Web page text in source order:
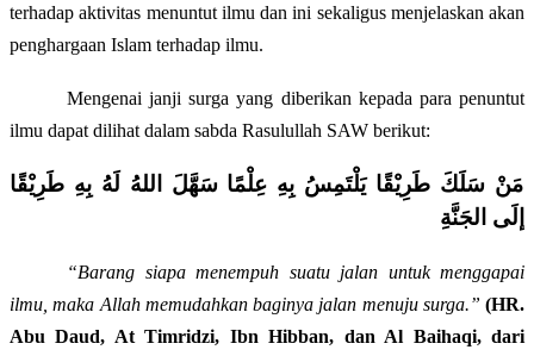
terhadap aktivitas menuntut ilmu dan ini sekaligus menjelaskan akan
penghargaan Islam terhadap ilmu.
Mengenai janji surga yang diberikan kepada para penuntut
ilmu dapat dilihat dalam sabda Rasulullah SAW berikut:
مَنْ سَلَكَ طَرِيْقًا يَلْتَمِسُ بِهِ عِلْمًا سَهَّلَ اللهُ لَهُ بِهِ طَرِيْقًا
إلَى الجَنَّةِ
“Barang siapa menempuh suatu jalan untuk menggapai
ilmu, maka Allah memudahkan baginya jalan menuju surga.” (HR.
Abu Daud, At Timridzi, Ibn Hibban, dan Al Baihaqi, dari